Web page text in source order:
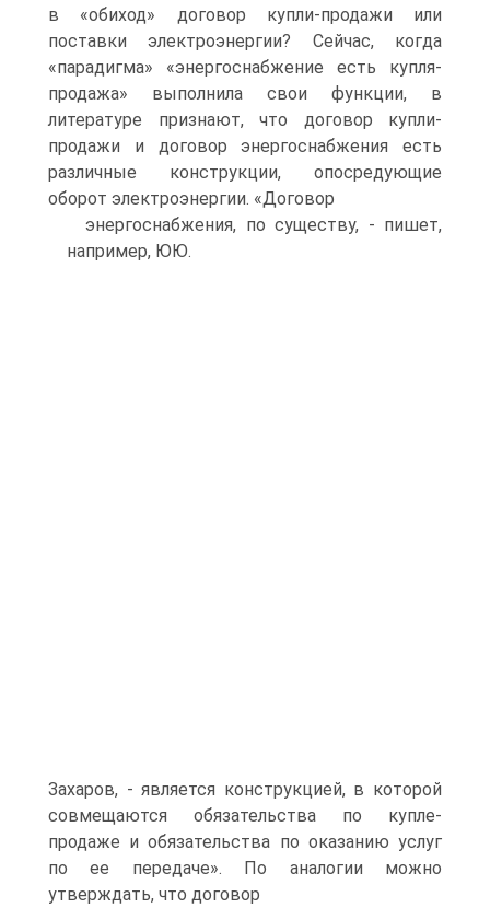
в «обиход» договор купли-продажи или
поставки электроэнергии? Сейчас, когда
«парадигма» «энергоснабжение есть купля-
продажа» выполнила свои функции, в
литературе признают, что договор купли-
продажи и договор энергоснабжения есть
различные конструкции, опосредующие
оборот электроэнергии. «Договор
энергоснабжения, по существу, - пишет,
например, ЮЮ.
Захаров, - является конструкцией, в которой
совмещаются обязательства по купле-
продаже и обязательства по оказанию услуг
по ее передаче». По аналогии можно
утверждать, что договор